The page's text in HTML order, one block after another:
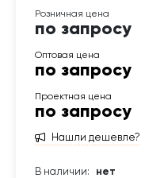
по запросу
по запросу
по запросу
Нашли дешевле?
В наличии:
нет